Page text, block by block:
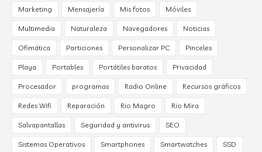
Marketing Mensajería Mis fotos Móviles
Multimedia Naturaleza Navegadores Noticias
Ofimática Particiones Personalizar PC Pinceles
Playa Portables Portátiles baratos Privacidad
Procesador programas Radio Online Recursos gráficos
Redes Wifi Reparación Rio Magro Rio Mira
Salvapantallas Seguridad y antivirus SEO
Sistemas Operativos Smartphones Smartwatches SSD